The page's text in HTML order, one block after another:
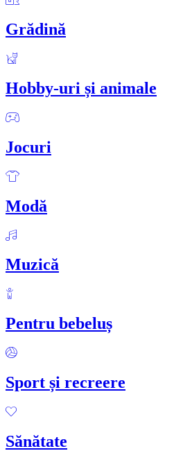
Grădină
Hobby-uri și animale
Jocuri
Modă
Muzică
Pentru bebeluș
Sport și recreere
Sănătate